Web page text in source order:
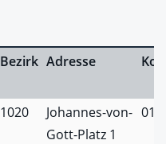
Bezirk Adresse
1020
Johannes-von-
Gott-Platz 1
01/